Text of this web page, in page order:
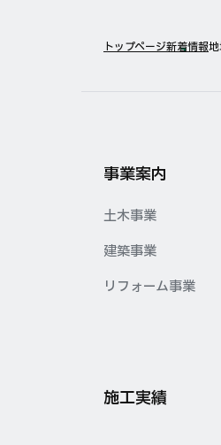
トップページ新着情報
事業案内
土木事業
建築事業
リフォーム事業
施工実績